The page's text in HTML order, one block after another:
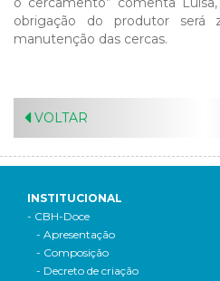
obrigação do produtor será
manutenção das cercas.
VOLTAR
INSTITUCIONAL
- CBH-Doce
- Apresentação
- Composição
- Decreto de criação